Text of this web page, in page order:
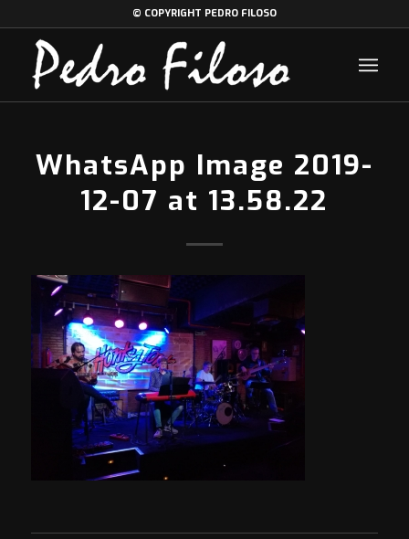
© COPYRIGHT PEDRO FILOSO
WhatsApp Image 2019-
12-07 at 13.58.22